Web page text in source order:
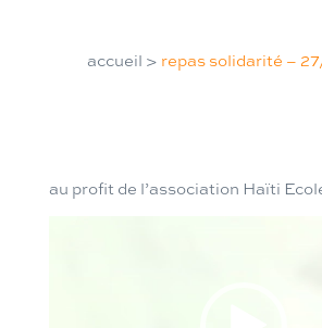
accueil > repas solidarité –
au profit de l’association Haïti